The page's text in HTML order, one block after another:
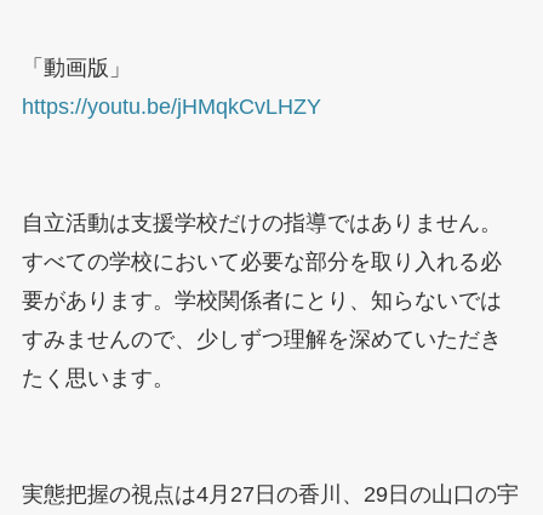
「動画版」
https://youtu.be/jHMqkCvLHZY
自立活動は支援学校だけの指導ではありません。
すべての学校において必要な部分を取り入れる必
要があります。学校関係者にとり、知らないでは
すみませんので、少しずつ理解を深めていただき
たく思います。
実態把握の視点は4月27日の香川、29日の山口の宇